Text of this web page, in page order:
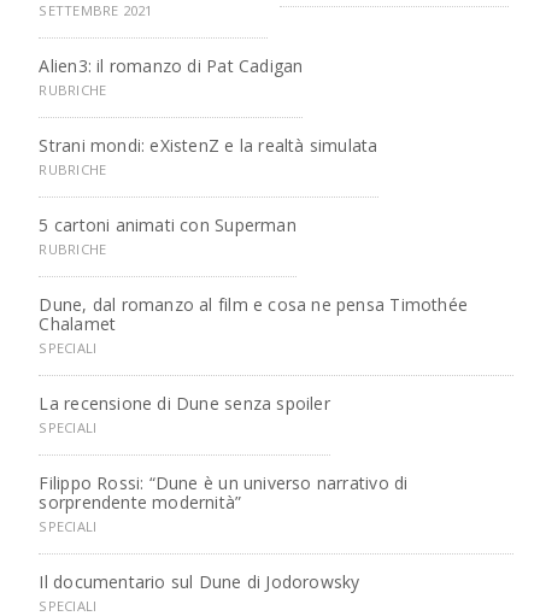
SETTEMBRE 2021
Alien3: il romanzo di Pat Cadigan
RUBRICHE
Strani mondi: eXistenZ e la realtà simulata
RUBRICHE
5 cartoni animati con Superman
RUBRICHE
Dune, dal romanzo al film e cosa ne pensa Timothée
Chalamet
SPECIALI
La recensione di Dune senza spoiler
SPECIALI
Filippo Rossi: “Dune è un universo narrativo di
sorprendente modernità”
SPECIALI
Il documentario sul Dune di Jodorowsky
SPECIALI